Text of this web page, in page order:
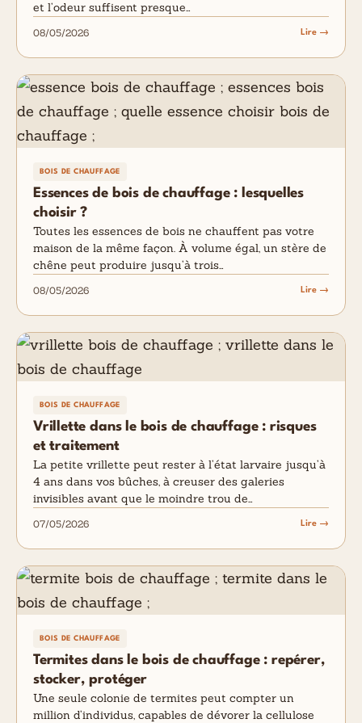
et l’odeur suffisent presque…
08/05/2026 Lire →
BOIS DE CHAUFFAGE
Essences de bois de chauffage : lesquelles
choisir ?
Toutes les essences de bois ne chauffent pas votre
maison de la même façon. À volume égal, un stère de
chêne peut produire jusqu’à trois…
08/05/2026 Lire →
BOIS DE CHAUFFAGE
Vrillette dans le bois de chauffage : risques
et traitement
La petite vrillette peut rester à l’état larvaire jusqu’à
4 ans dans vos bûches, à creuser des galeries
invisibles avant que le moindre trou de…
07/05/2026 Lire →
BOIS DE CHAUFFAGE
Termites dans le bois de chauffage : repérer,
stocker, protéger
Une seule colonie de termites peut compter un
million d’individus, capables de dévorer la cellulose